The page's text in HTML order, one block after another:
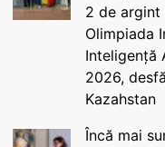
2 de argint
Olimpiada
Inteligență
2026,
Kazahstan
Încă mai